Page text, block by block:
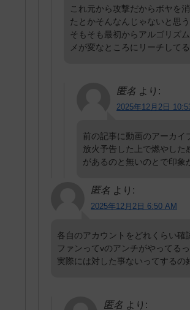
これ元から攻撃だからボヤを
たとかそんなんじゃないと思う
そもそも最初からアルゴリズ
メが変なところにリーチして
匿名 より:
2025年12月2日
前の記事に動画のアーカイ
放火予告した上で燃やし
があるのと無いのとで印象
匿名 より:
2025年12月2日 6:50 AM
各自のアカウントをどれくらい確
ファンってvのアンチがやってる
実際には対した事ないってするの
匿名 より: